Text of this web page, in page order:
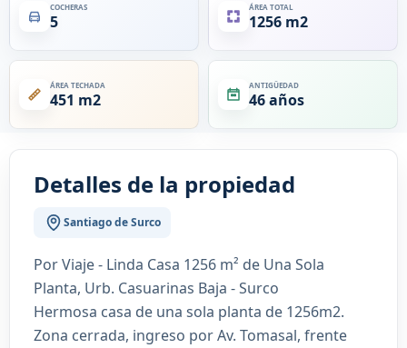
COCHERAS
5
ÁREA TOTAL
1256 m2
ÁREA TECHADA
451 m2
ANTIGÜEDAD
46 años
Detalles de la propiedad
Santiago de Surco
Por Viaje - Linda Casa 1256 m² de Una Sola
Planta, Urb. Casuarinas Baja - Surco
Hermosa casa de una sola planta de 1256m2.
Zona cerrada, ingreso por Av. Tomasal, frente